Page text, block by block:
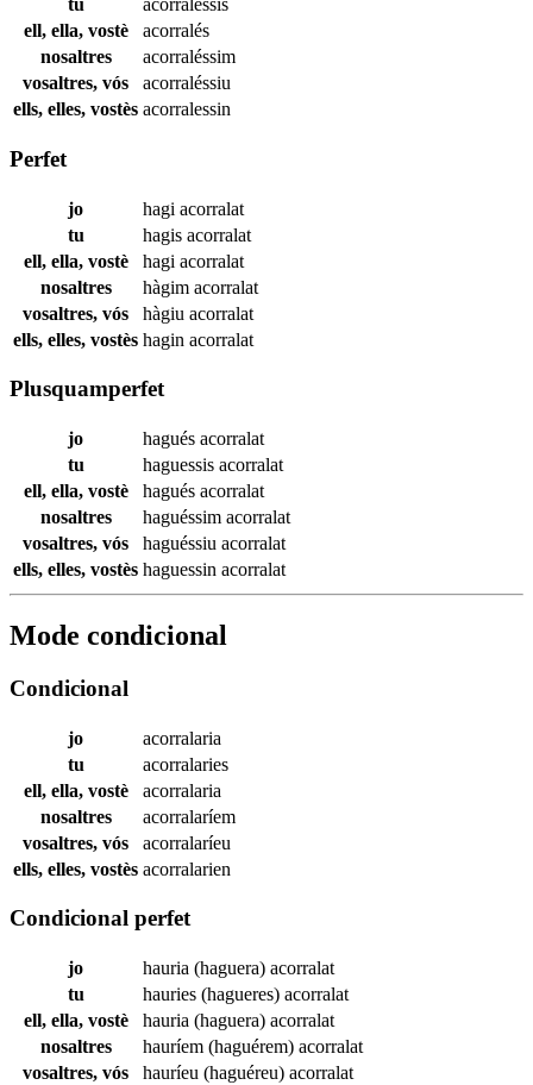
tu
acorralessis
ell, ella, vostè
acorralés
nosaltres
acorraléssim
vosaltres, vós
acorraléssiu
ells, elles, vostès acorralessin
Perfet
jo hagi acorralat
tu
hagis acorralat
ell, ella, vostè
hagi acorralat
nosaltres
hàgim acorralat
vosaltres, vós
hàgiu acorralat
ells, elles, vostès hagin acorralat
Plusquamperfet
jo hagués acorralat
tu
haguessis acorralat
ell, ella, vostè
hagués acorralat
nosaltres
haguéssim acorralat
vosaltres, vós
haguéssiu acorralat
ells, elles, vostès haguessin acorralat
Mode condicional
Condicional
jo
acorralaria
tu
acorralaries
ell, ella, vostè
acorralaria
nosaltres
acorralaríem
vosaltres, vós
acorralaríeu
ells, elles, vostès acorralarien
Condicional perfet
jo hauria (haguera) acorralat
tu
hauries (hagueres) acorralat
ell, ella, vostè
hauria (haguera) acorralat
nosaltres
hauríem (haguérem) acorralat
vosaltres, vós
hauríeu (haguéreu) acorralat